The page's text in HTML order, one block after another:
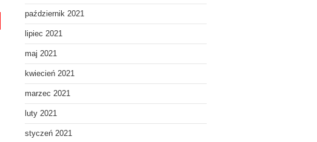
październik 2021
lipiec 2021
maj 2021
kwiecień 2021
marzec 2021
luty 2021
styczeń 2021